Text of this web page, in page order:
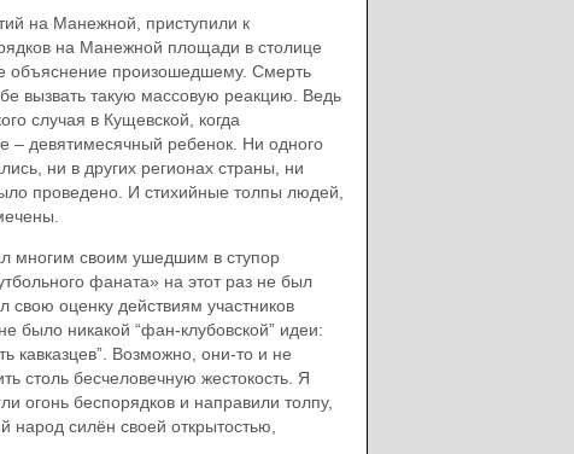
на Манежной, приступили к
на Манежной площади в столице
объяснение произошедшему. Смерть
вызвать такую массовую реакцию. Ведь
случая в Кущевской, когда
– девятимесячный ребенок. Ни одного
ни в других регионах страны, ни
проведено. И стихийные толпы людей,
многим своим ушедшим в ступор
фаната» на этот раз не был
оценку действиям участников
было никакой “фан-клубовской” идеи:
кавказцев”. Возможно, они-то и не
столь бесчеловечную жестокость. Я
огонь беспорядков и направили толпу,
народ силён своей открытостью,